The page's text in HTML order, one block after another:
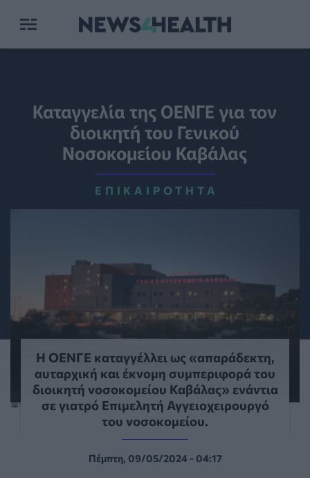
Καταγγελία της ΟΕΝΓΕ για τον
διοικητή του Γενικού
Νοσοκομείου Καβάλας
ΕΠΙΚΑΙΡΌΤΗΤΑ
Η ΟΕΝΓΕ καταγγέλλει ως «απαράδεκτη,
αυταρχική και έκνομη συμπεριφορά του
διοικητή νοσοκομείου Καβάλας» ενάντια
σε γιατρό Επιμελητή Αγγειοχειρουργό
του νοσοκομείου.
Πέμπτη, 09/05/2024 - 04:17